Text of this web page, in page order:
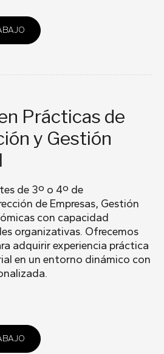
Prácticas de
y Gestión
de 3º o 4º de
de Empresas, Gestión
con capacidad
organizativas. Ofrecemos
adquirir experiencia práctica
en un entorno dinámico con